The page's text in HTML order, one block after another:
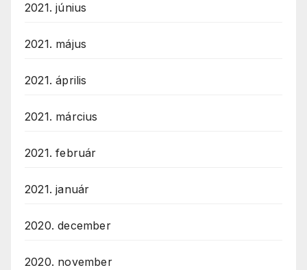
2021. június
2021. május
2021. április
2021. március
2021. február
2021. január
2020. december
2020. november